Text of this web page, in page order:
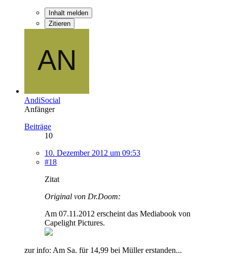
Inhalt melden
Zitieren
AndiSocial
Anfänger
Beiträge
10
10. Dezember 2012 um 09:53
#18
Zitat
Original von Dr.Doom:
Am 07.11.2012 erscheint das Mediabook von
Capelight Pictures.
zur info: Am Sa. für 14,99 bei Müller erstanden...